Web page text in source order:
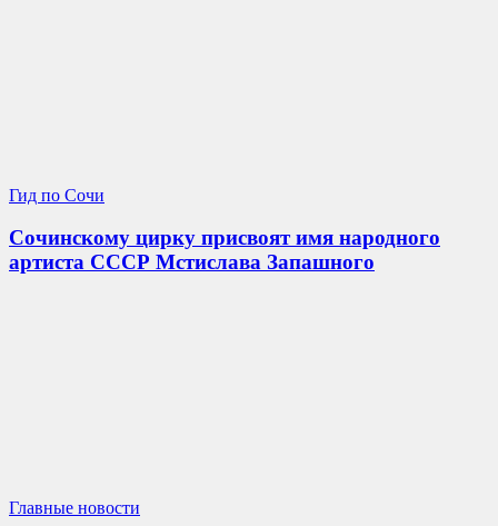
Гид по Сочи
Сочинскому цирку присвоят имя народного
артиста СССР Мстислава Запашного
Главные новости